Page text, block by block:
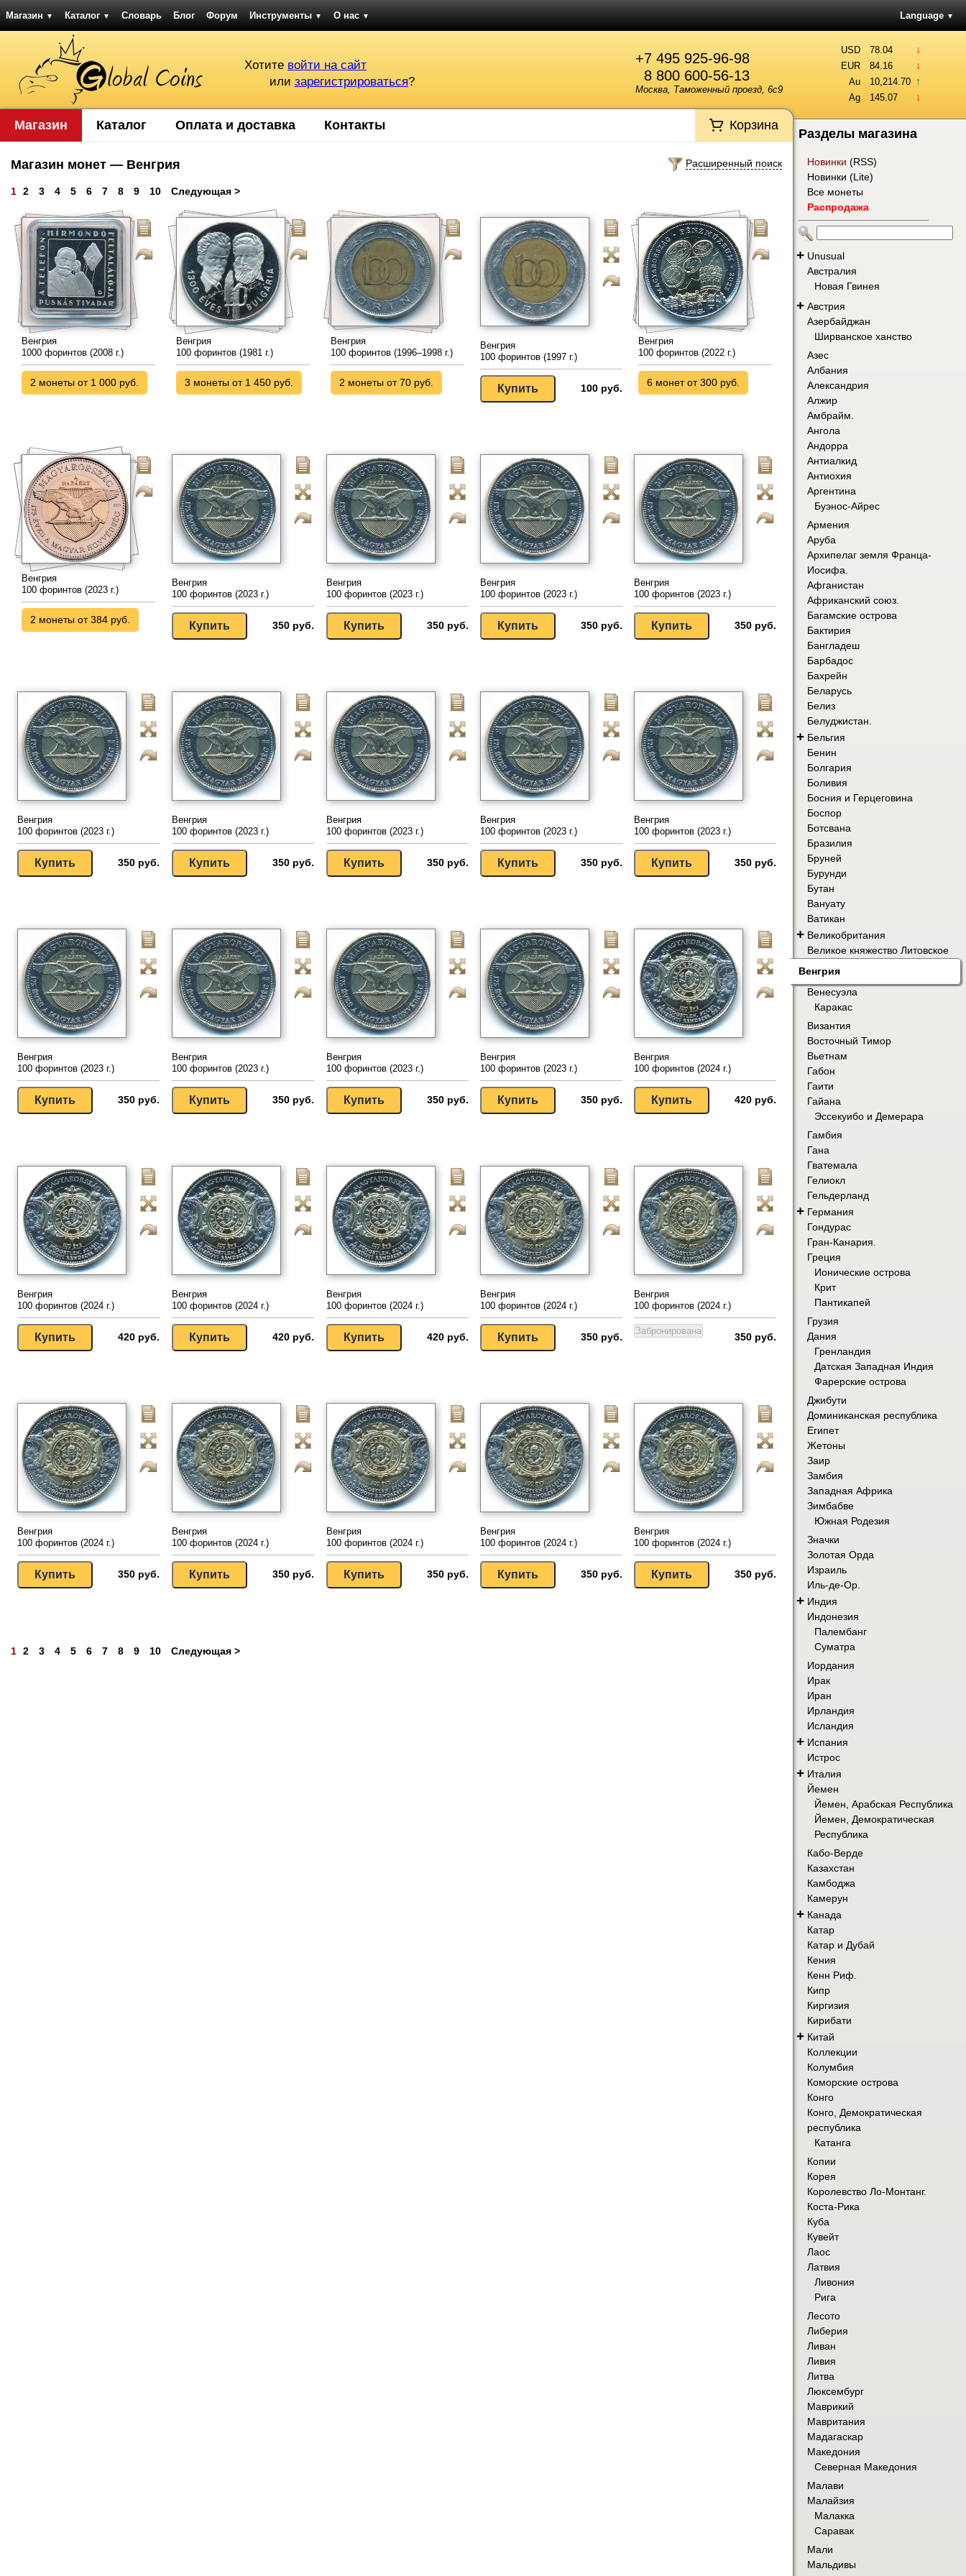
Магазин ▼ Каталог ▼ Словарь Блог Форум Инструменты ▼ О нас ▼ Language ▼
+7 495 925-96-98
8 800 600-56-13
Москва, Таможенный проезд, 6с9
Хотите войти на сайт
или зарегистрироваться?
USD 78.04 ↓
EUR 84.16 ↓
Au 10,214.70 ↑
Ag 145.07 ↓
Магазин Каталог Оплата и доставка Контакты Корзина
Расширенный поиск
Магазин монет — Венгрия
1 2 3 4 5 6 7 8 9 10 Следующая >
Венгрия
1000 форинтов (2008 г.)
2 монеты от 1 000 руб.
Венгрия
100 форинтов (1981 г.)
3 монеты от 1 450 руб.
Венгрия
100 форинтов (1996–1998 г.)
2 монеты от 70 руб.
Венгрия
100 форинтов (1997 г.)
100 руб.
Венгрия
100 форинтов (2022 г.)
6 монет от 300 руб.
Венгрия
100 форинтов (2023 г.)
2 монеты от 384 руб.
Венгрия
100 форинтов (2023 г.)
350 руб.
Венгрия
100 форинтов (2023 г.)
350 руб.
Венгрия
100 форинтов (2023 г.)
350 руб.
Венгрия
100 форинтов (2023 г.)
350 руб.
Венгрия
100 форинтов (2023 г.)
350 руб.
Венгрия
100 форинтов (2023 г.)
350 руб.
Венгрия
100 форинтов (2023 г.)
350 руб.
Венгрия
100 форинтов (2023 г.)
350 руб.
Венгрия
100 форинтов (2023 г.)
350 руб.
Венгрия
100 форинтов (2023 г.)
350 руб.
Венгрия
100 форинтов (2023 г.)
350 руб.
Венгрия
100 форинтов (2023 г.)
350 руб.
Венгрия
100 форинтов (2023 г.)
350 руб.
Венгрия
100 форинтов (2024 г.)
420 руб.
Венгрия
100 форинтов (2024 г.)
420 руб.
Венгрия
100 форинтов (2024 г.)
420 руб.
Венгрия
100 форинтов (2024 г.)
420 руб.
Венгрия
100 форинтов (2024 г.)
350 руб.
Венгрия
100 форинтов (2024 г.)
350 руб.
Венгрия
100 форинтов (2024 г.)
350 руб.
Венгрия
100 форинтов (2024 г.)
350 руб.
Венгрия
100 форинтов (2024 г.)
350 руб.
Венгрия
100 форинтов (2024 г.)
350 руб.
Венгрия
100 форинтов (2024 г.)
350 руб.
1 2 3 4 5 6 7 8 9 10 Следующая >
Разделы магазина
Новинки (RSS)
Новинки (Lite)
Все монеты
Распродажа
+ Unusual
Австралия
Новая Гвинея
+ Австрия
Азербайджан
Ширванское ханство
Азес
Албания
Александрия
Алжир
Амбрайм.
Ангола
Андорра
Антиалкид
Антиохия
Аргентина
Буэнос-Айрес
Армения
Аруба
Архипелаг земля Франца-
Иосифа.
Афганистан
Африканский союз.
Багамские острова
Бактирия
Бангладеш
Барбадос
Бахрейн
Беларусь
Белиз
Белуджистан.
+ Бельгия
Бенин
Болгария
Боливия
Босния и Герцеговина
Боспор
Ботсвана
Бразилия
Бруней
Бурунди
Бутан
Вануату
Ватикан
+ Великобритания
Великое княжество Литовское
Венгрия
Венесуэла
Каракас
Византия
Восточный Тимор
Вьетнам
Габон
Гаити
Гайана
Эссекуибо и Демерара
Гамбия
Гана
Гватемала
Гелиокл
Гельдерланд
+ Германия
Гондурас
Гран-Канария.
Греция
Ионические острова
Крит
Пантикапей
Грузия
Дания
Гренландия
Датская Западная Индия
Фарерские острова
Джибути
Доминиканская республика
Египет
Жетоны
Заир
Замбия
Западная Африка
Зимбабве
Южная Родезия
Значки
Золотая Орда
Израиль
Иль-де-Ор.
+ Индия
Индонезия
Палембанг
Суматра
Иордания
Ирак
Иран
Ирландия
Исландия
+ Испания
Истрос
+ Италия
Йемен
Йемен, Арабская Республика
Йемен, Демократическая
Республика
Кабо-Верде
Казахстан
Камбоджа
Камерун
+ Канада
Катар
Катар и Дубай
Кения
Кенн Риф.
Кипр
Киргизия
Кирибати
+ Китай
Коллекции
Колумбия
Коморские острова
Конго
Конго, Демократическая
республика
Катанга
Копии
Корея
Королевство Ло-Монтанг.
Коста-Рика
Куба
Кувейт
Лаос
Латвия
Ливония
Рига
Лесото
Либерия
Ливан
Ливия
Литва
Люксембург
Маврикий
Мавритания
Мадагаскар
Македония
Северная Македония
Малави
Малайзия
Малакка
Саравак
Мали
Мальдивы